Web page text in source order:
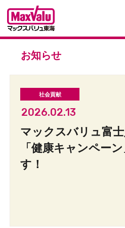
お知らせ
2026.02.13
マックスバリュ富
「健康キャンペー
す！